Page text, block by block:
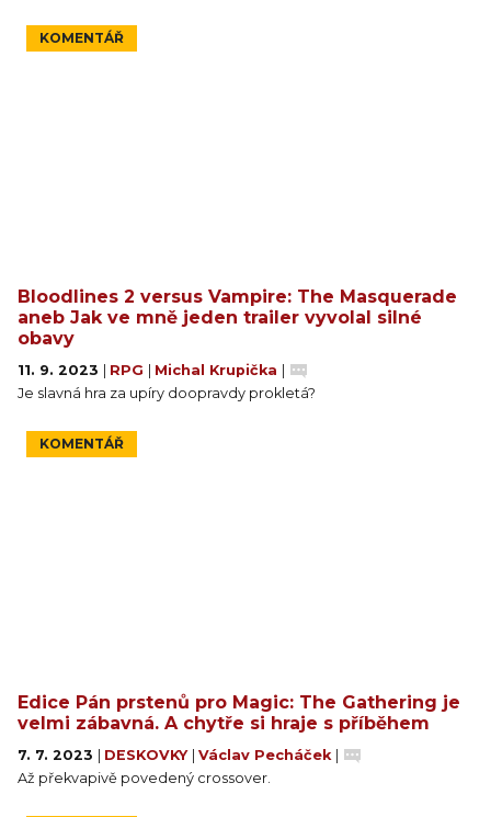
KOMENTÁŘ
Bloodlines 2 versus Vampire: The Masquerade
aneb Jak ve mně jeden trailer vyvolal silné
obavy
11. 9. 2023 | RPG | Michal Krupička |
Je slavná hra za upíry doopravdy prokletá?
KOMENTÁŘ
Edice Pán prstenů pro Magic: The Gathering je
velmi zábavná. A chytře si hraje s příběhem
7. 7. 2023 | DESKOVKY | Václav Pecháček |
Až překvapivě povedený crossover.